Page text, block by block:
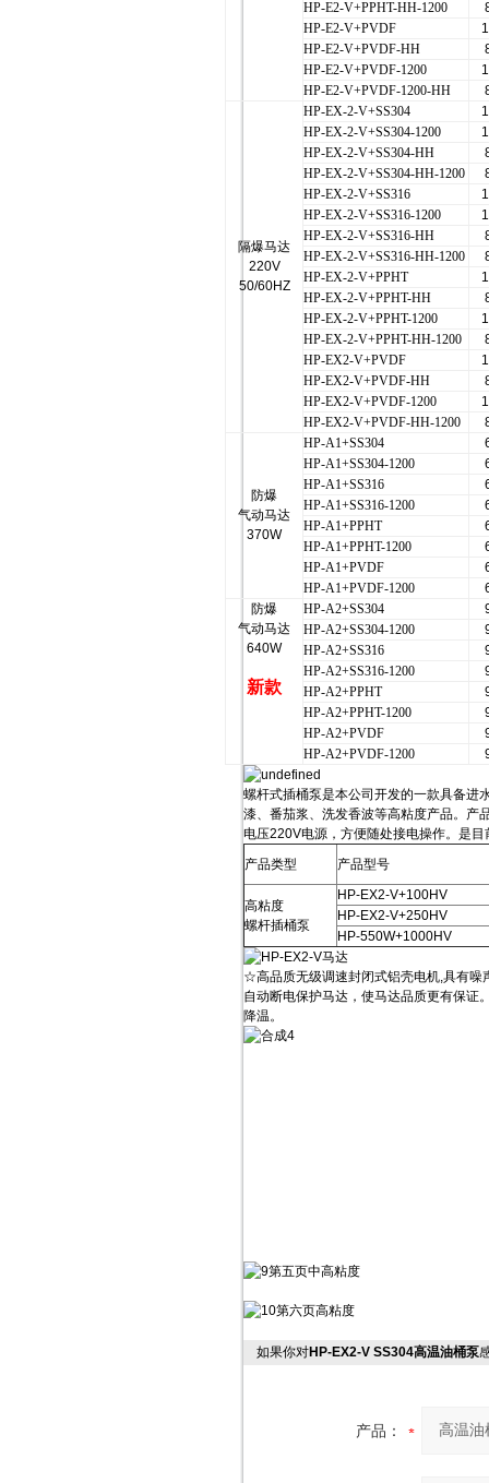
HP-E2-V+PPHT-HH-1200
HP-E2-V+PVDF
HP-E2-V+PVDF-HH
HP-E2-V+PVDF-1200
HP-E2-V+PVDF-1200-HH
隔爆马达
220V
50/60HZ
HP-EX-2-V+SS304
HP-EX-2-V+SS304-1200
HP-EX-2-V+SS304-HH
HP-EX-2-V+SS304-HH-1200
HP-EX-2-V+SS316
HP-EX-2-V+SS316-1200
HP-EX-2-V+SS316-HH
HP-EX-2-V+SS316-HH-1200
HP-EX-2-V+PPHT
HP-EX-2-V+PPHT-HH
HP-EX-2-V+PPHT-1200
HP-EX-2-V+PPHT-HH-1200
HP-EX2-V+PVDF
HP-EX2-V+PVDF-HH
HP-EX2-V+PVDF-1200
HP-EX2-V+PVDF-HH-1200
防爆
气动马达
370W
HP-A1+SS304
HP-A1+SS304-1200
HP-A1+SS316
HP-A1+SS316-1200
HP-A1+PPHT
HP-A1+PPHT-1200
HP-A1+PVDF
HP-A1+PVDF-1200
防爆
气动马达
640W
新款
HP-A2+SS304
HP-A2+SS304-1200
HP-A2+SS316
HP-A2+SS316-1200
HP-A2+PPHT
HP-A2+PPHT-1200
HP-A2+PVDF
HP-A2+PVDF-1200
螺杆式插桶泵是本公司开发的一款具备进
漆、番茄浆、洗发香波等高粘度产品。产
电压220V电源，方便随处接电操作。是
产品类型
产品型号
高粘度
螺杆插桶泵
HP-EX2-V+100HV
HP-EX2-V+250HV
HP-550W+1000HV
☆高品质无级调速封闭式铝壳电机,具有噪
自动断电保护马达，使马达品质更有保证
降温。
如果你对HP-EX2-V SS304高温油桶泵
产品：